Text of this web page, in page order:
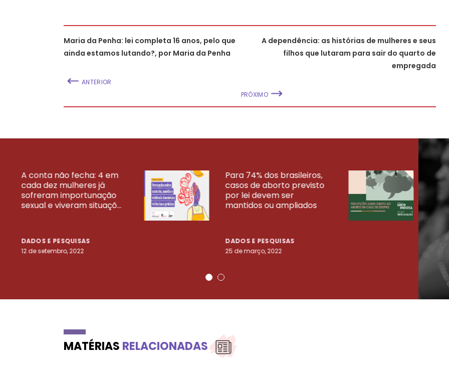
Maria da Penha: lei completa 16 anos, pelo que
ainda estamos lutando?, por Maria da Penha
ANTERIOR
A dependência: as histórias de mulheres e seus
filhos que lutaram para sair do quarto de
empregada
PRÓXIMO
A conta não fecha: 4 em
cada dez mulheres já
sofreram importunação
sexual e viveram situaçõ...
DADOS E PESQUISAS
12 de setembro, 2022
Para 74% dos brasileiros,
casos de aborto previsto
por lei devem ser
mantidos ou ampliados
DADOS E PESQUISAS
25 de março, 2022
23
VEJA MAIS PESQUISAS
MATÉRIAS RELACIONADAS